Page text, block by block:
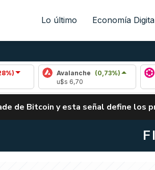
Lo último Economía
Avalanche (0,73%)
Polkadot
de Bitcoin y esta señal define los